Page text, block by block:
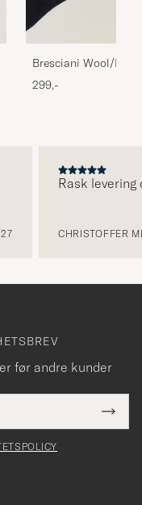
Bresciani Wool/
Short Socks Navy
299,-
Rask
CHRISTOFFER
før andre kunder